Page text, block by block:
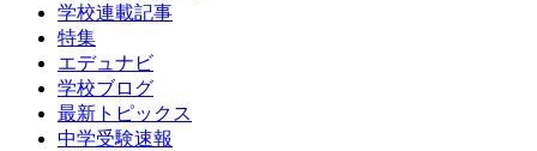
学校連載記事
特集
エデュナビ
学校ブログ
最新トピックス
中学受験速報